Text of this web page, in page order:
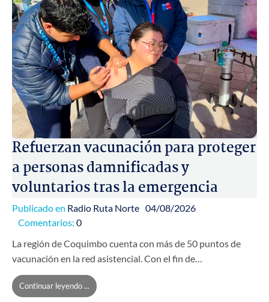
Refuerzan vacunación para proteger
a personas damnificadas y
voluntarios tras la emergencia
Publicado en Radio Ruta Norte 04/08/2026
Comentarios: 0
La región de Coquimbo cuenta con más de 50 puntos de
vacunación en la red asistencial. Con el fin de…
Continuar leyendo ...